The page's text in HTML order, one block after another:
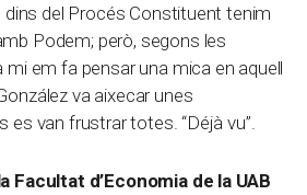
dins del Procés Constituent tenim
Podem; però, segons les
mi em fa pensar una mica en aquell
va aixecar unes
es van frustrar totes. “Déjà vu”.
Facultat d’Economia de la UAB